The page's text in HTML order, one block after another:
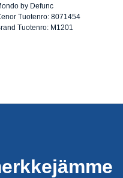
by Defunc
Tuotenro: 8071454
Tuotenro: M1201